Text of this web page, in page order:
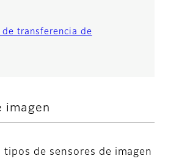
de transferencia de
imagen
tipos de sensores de imagen